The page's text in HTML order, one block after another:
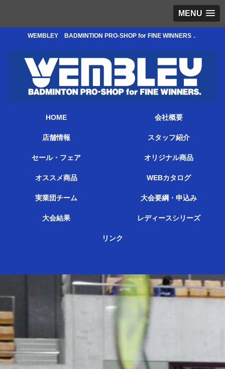
MENU
WEMBLEY BADMINTION PRO-SHOP for FINE WINNERS．
HOME 会社概要
店舗情報 スタッフ紹介
セール・フェア オリジナル商品
オススメ商品 WEBカタログ
実業団チーム 大会要綱・申込み
大会結果 レディースシリーズ
リンク